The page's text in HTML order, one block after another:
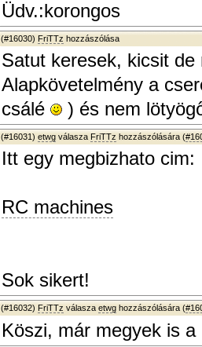
Üdv.:korongos
(#16030) FriTTz hozzászólása
Satut keresek, kicsit de
Alapkövetelmény a
csálé
) és nem
(#16031) etwg válasza FriTTz hozzászólására (
Itt egy megbizhato cim:
RC machines
Sok sikert!
(#16032) FriTTz válasza etwg hozzászólására (
Köszi, már megyek is